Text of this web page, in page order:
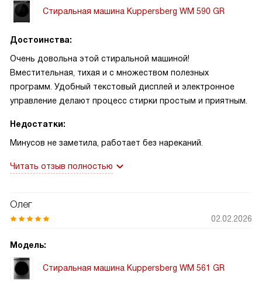
Стиральная машина Kuppersberg WM 590 GR
Достоинства:
Очень довольна этой стиральной машиной!
Вместительная, тихая и с множеством полезных
программ. Удобный текстовый дисплей и электронное
управление делают процесс стирки простым и приятным.
Недостатки:
Минусов не заметила, работает без нареканий.
Читать отзыв полностью
Олег
02.02.2026
Модель:
Стиральная машина Kuppersberg WM 561 GR